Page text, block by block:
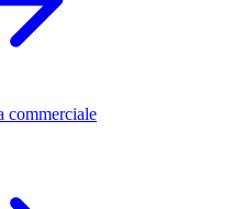
commerciale